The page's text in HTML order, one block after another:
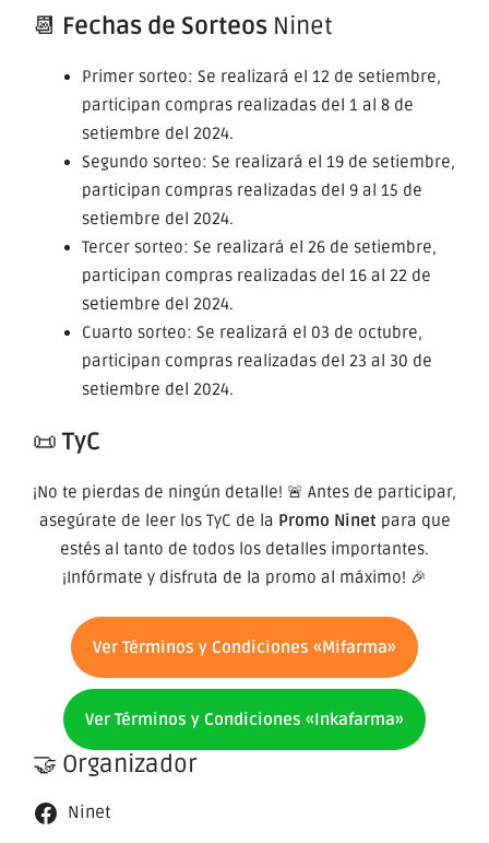
📆 Fechas de Sorteos Ninet
Primer sorteo: Se realizará el 12 de setiembre,
participan compras realizadas del 1 al 8 de
setiembre del 2024.
Segundo sorteo: Se realizará el 19 de setiembre,
participan compras realizadas del 9 al 15 de
setiembre del 2024.
Tercer sorteo: Se realizará el 26 de setiembre,
participan compras realizadas del 16 al 22 de
setiembre del 2024.
Cuarto sorteo: Se realizará el 03 de octubre,
participan compras realizadas del 23 al 30 de
setiembre del 2024.
📜TyC
¡No te pierdas de ningún detalle! 🚨 Antes de participar,
asegúrate de leer los TyC de la Promo Ninet para que
estés al tanto de todos los detalles importantes.
¡Infórmate y disfruta de la promo al máximo! 🎉
Ver Términos y Condiciones «Mifarma»
Ver Términos y Condiciones «Inkafarma»
🤝 Organizador
Ninet